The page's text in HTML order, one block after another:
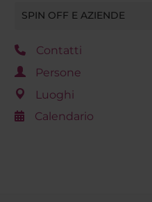
SPIN OFF E AZIENDE
Contatti
Persone
Luoghi
Calendario